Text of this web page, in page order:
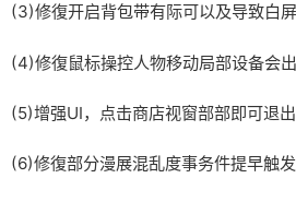
(3)修復开启背包带有际可以及导致白屏
(4)修復鼠标操控人物移动局部设备会
(5)增强UI，点击商店视窗部部即可退出
(6)修復部分漫展混乱度事务件提早触发